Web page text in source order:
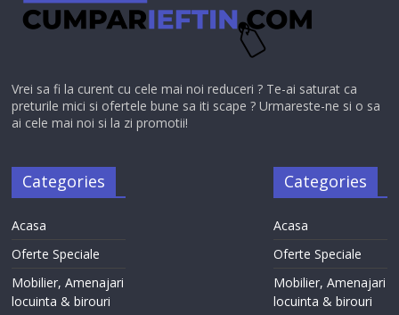
Vrei sa fi la curent cu cele mai noi reduceri ? Te-ai saturat ca
preturile mici si ofertele bune sa iti scape ? Urmareste-ne si o sa
ai cele mai noi si la zi promotii!
Categories
Acasa
Oferte Speciale
Mobilier, Amenajari
locuinta & birouri
Categories
Acasa
Oferte Speciale
Mobilier, Amenajari
locuinta & birouri